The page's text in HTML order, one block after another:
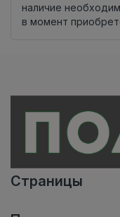
наличие
в момент
Страницы